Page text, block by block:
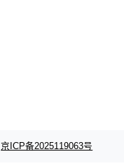
京ICP备2025119063号